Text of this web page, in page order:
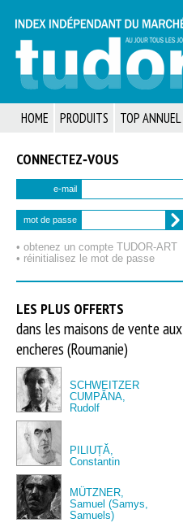
HOME PRODUITS TOP ANNUEL
CONNECTEZ‑VOUS
e-mail
mot de passe
• obtenez un compte TUDOR‑ART
• réinitialisez le mot de passe
LES PLUS OFFERTS
dans les maisons de vente aux
encheres (Roumanie)
SCHWEITZER
CUMPĂNA,
Rudolf
PILIUȚĂ,
Constantin
MÜTZNER,
Samuel (Samys,
Samuels)